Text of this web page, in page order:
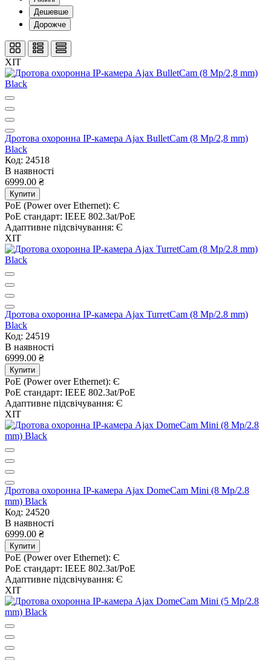
Дешевше
Дорожче
ХІТ
Дротова охоронна IP-камера Ajax BulletCam (8 Mp/2,8 mm)
Black
Код: 24518
В наявності
6999.00 ₴
Купити
PoE (Power over Ethernet): Є
PoE стандарт: IEEE 802.3at/PoE
Адаптивне підсвічування: Є
ХІТ
Дротова охоронна IP-камера Ajax TurretCam (8 Mp/2.8 mm)
Black
Код: 24519
В наявності
6999.00 ₴
Купити
PoE (Power over Ethernet): Є
PoE стандарт: IEEE 802.3at/PoE
Адаптивне підсвічування: Є
ХІТ
Дротова охоронна IP-камера Ajax DomeCam Mini (8 Mp/2.8
mm) Black
Код: 24520
В наявності
6999.00 ₴
Купити
PoE (Power over Ethernet): Є
PoE стандарт: IEEE 802.3at/PoE
Адаптивне підсвічування: Є
ХІТ